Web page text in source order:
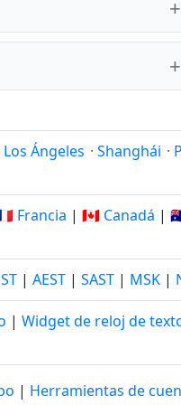
Los Ángeles · Shanghái ·
Francia | 🇨🇦 Canadá |
| AEST | SAST | MSK |
| Widget de reloj de
| Herramientas de